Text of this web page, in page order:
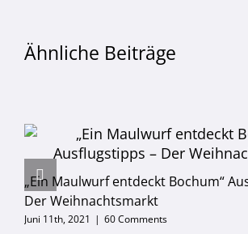
Ähnliche Beiträge
„Ein Maulwurf entdeckt Bochum“
Der Weihnachtsmarkt
Juni 11th, 2021 | 60 Comments